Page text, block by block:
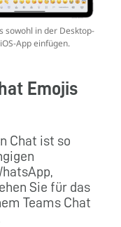
sowohl in der Desktop-
App einfügen.
Emojis
Chat ist so
Sie für das
Teams Chat